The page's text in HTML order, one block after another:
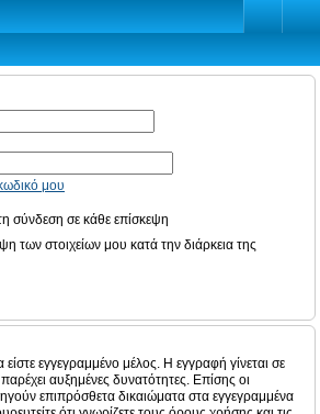
μου
σύνδεση σε κάθε επίσκεψη
των στοιχείων μου κατά την διάρκεια της
είστε εγγεγραμμένο μέλος. Η εγγραφή γίνεται σε
αυξημένες δυνατότητες. Επίσης οι
επιπρόσθετα δικαιώματα στα εγγεγραμμένα